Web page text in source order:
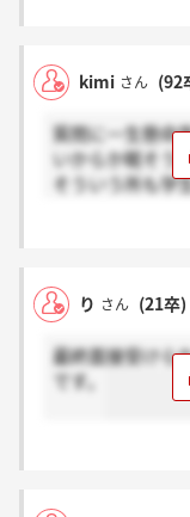
kimi さん (92
質問に一生懸命
いからか眠そう
そういう所も学
り さん (21卒)
最終面接受けら
です。